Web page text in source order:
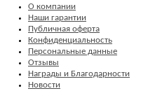
О компании
Наши гарантии
Публичная оферта
Конфиденциальность
Персональные данные
Отзывы
Награды и Благодарности
Новости